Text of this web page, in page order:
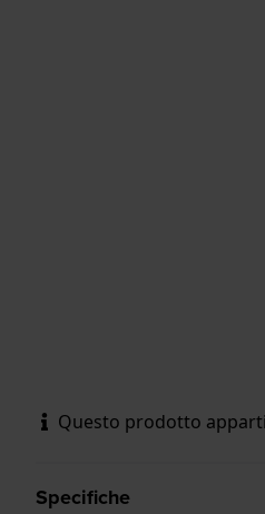
Questo prodotto
Specifiche